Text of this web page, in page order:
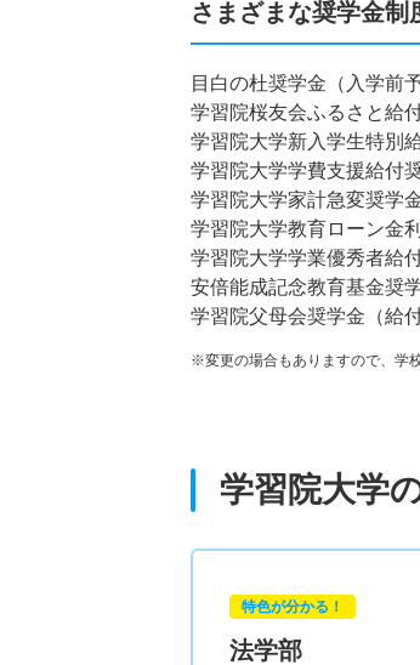
さまざまな奨学金制
目白の杜奨学金（入学前
学習院桜友会ふるさと給
学習院大学新入学生特別
学習院大学学費支援給付
学習院大学家計急変奨学
学習院大学教育ローン金
学習院大学学業優秀者給
安倍能成記念教育基金奨
学習院父母会奨学金（給
※変更の場合もありますので、学
学習院大学
特色が分かる！
法学部